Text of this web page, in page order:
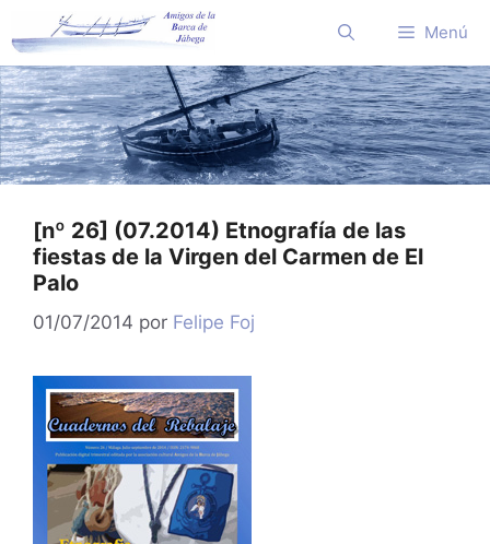
al
contenido
Menú
[nº 26] (07.2014) Etnografía de las
fiestas de la Virgen del Carmen de El
Palo
01/07/2014 por Felipe Foj